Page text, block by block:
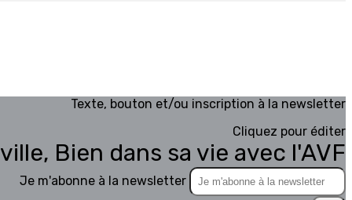
Texte, bouton et/ou inscription à la newsletter
Cliquez pour éditer
Bien dans sa vie avec l'AVF
Je m'abonne à la newsletter